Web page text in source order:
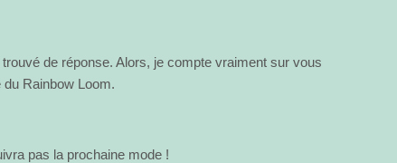
de réponse. Alors, je compte vraiment sur vous
Rainbow Loom.
pas la prochaine mode !